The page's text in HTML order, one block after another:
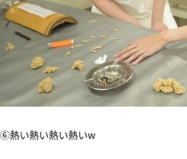
⑥熱い熱い熱い熱いw